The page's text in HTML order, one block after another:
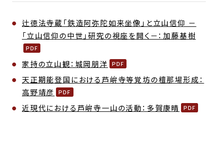
辻徳法寺蔵「鉄造阿弥陀如来坐像」と立山信仰 －
「立山信仰の中世」研究の視座を開く－：加藤基樹
家持の立山観：城岡朋洋
天正期能登国における芦峅寺等覚坊の檀那場形成：
高野靖彦
近現代における芦峅寺一山の活動：多賀康晴